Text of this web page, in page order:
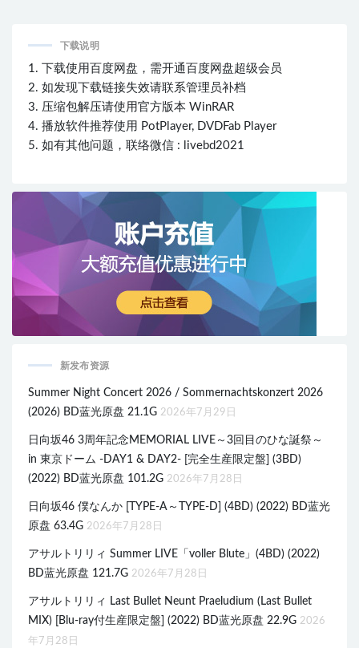
下载说明
1. 下载使用百度网盘，需开通百度网盘超级会员
2. 如发现下载链接失效请联系管理员补档
3. 压缩包解压请使用官方版本 WinRAR
4. 播放软件推荐使用 PotPlayer, DVDFab Player
5. 如有其他问题，联络微信 : livebd2021
新发布资源
Summer Night Concert 2026 / Sommernachtskonzert 2026
(2026) BD蓝光原盘 21.1G 2026年7月29日
日向坂46 3周年記念MEMORIAL LIVE～3回目のひな誕祭～
in 東京ドーム -DAY1 & DAY2- [完全生産限定盤] (3BD)
(2022) BD蓝光原盘 101.2G 2026年7月28日
日向坂46 僕なんか [TYPE-A～TYPE-D] (4BD) (2022) BD蓝光
原盘 63.4G 2026年7月28日
アサルトリリィ Summer LIVE「voller Blute」(4BD) (2022)
BD蓝光原盘 121.7G 2026年7月28日
アサルトリリィ Last Bullet Neunt Praeludium (Last Bullet
MIX) [Blu-ray付生産限定盤] (2022) BD蓝光原盘 22.9G 2026
年7月28日